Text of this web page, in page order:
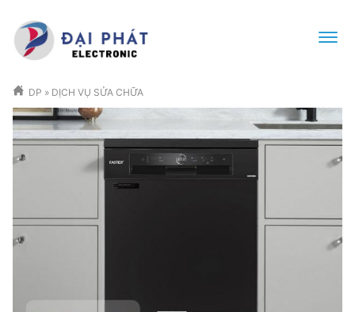
DP » DỊCH VỤ SỬA CHỮA